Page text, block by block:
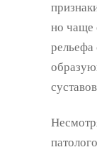
но чаще
рельефа